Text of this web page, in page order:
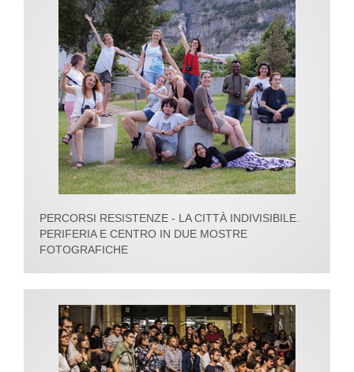
PERCORSI RESISTENZE - LA CITTÀ INDIVISIBILE.
PERIFERIA E CENTRO IN DUE MOSTRE
FOTOGRAFICHE